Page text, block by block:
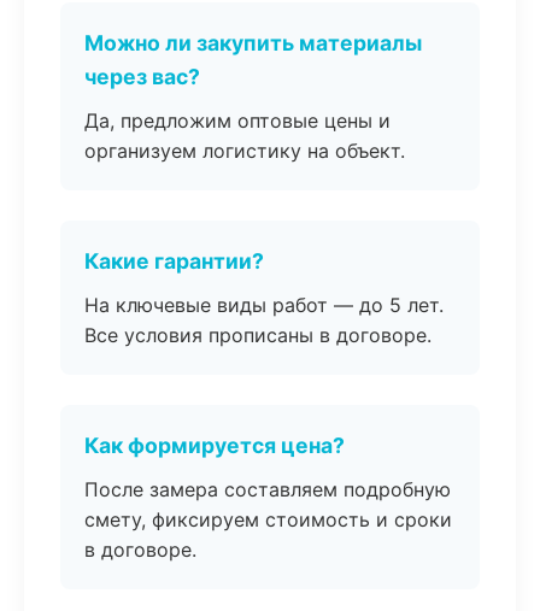
Можно ли закупить материалы
через вас?
Да, предложим оптовые цены и
организуем логистику на объект.
Какие гарантии?
На ключевые виды работ — до 5 лет.
Все условия прописаны в договоре.
Как формируется цена?
После замера составляем подробную
смету, фиксируем стоимость и сроки
в договоре.